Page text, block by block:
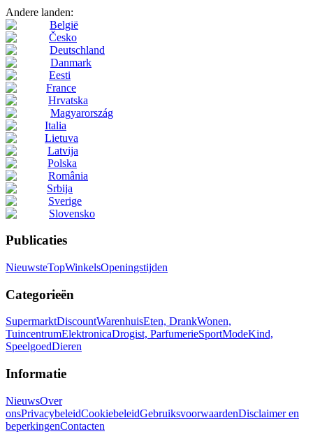
Andere landen:
België
Česko
Deutschland
Danmark
Eesti
France
Hrvatska
Magyarország
Italia
Lietuva
Latvija
Polska
România
Srbija
Sverige
Slovensko
Publicaties
NieuwsteTopWinkelsOpeningstijden
Categorieën
SupermarktDiscountWarenhuisEten, DrankWonen,
TuincentrumElektronicaDrogist, ParfumerieSportModeKind,
SpeelgoedDieren
Informatie
NieuwsOver
onsPrivacybeleidCookiebeleidGebruiksvoorwaardenDisclaimer en
beperkingenContacten